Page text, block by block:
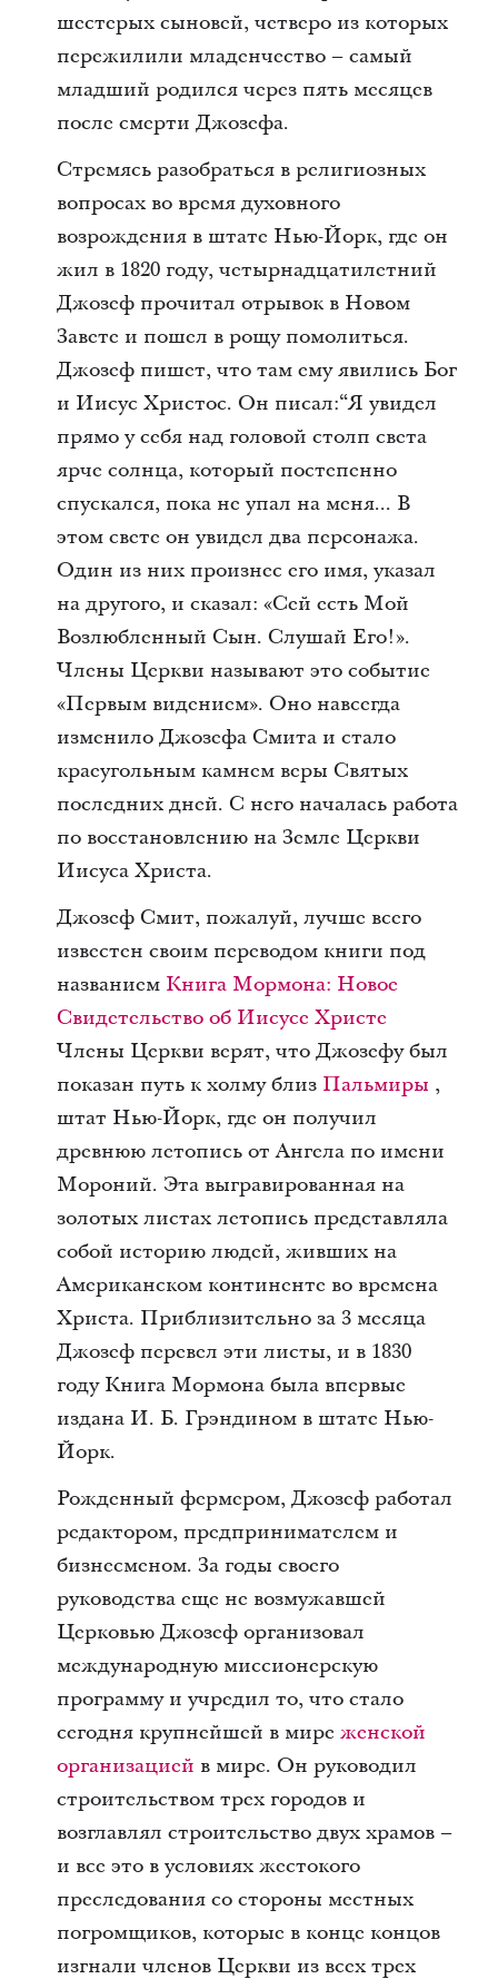
шестерых сыновей, четверо из которых
пережилили младенчество – самый
младший родился через пять месяцев
после смерти Джозефа.
Стремясь разобраться в религиозных
вопросах во время духовного
возрождения в штате Нью-Йорк, где он
жил в 1820 году, четырнадцатилетний
Джозеф прочитал отрывок в Новом
Завете и пошел в рощу помолиться.
Джозеф пишет, что там ему явились Бог
и Иисус Христос. Он писал:“Я увидел
прямо у себя над головой столп света
ярче солнца, который постепенно
спускался, пока не упал на меня... В
этом свете он увидел два персонажа.
Один из них произнес его имя, указал
на другого, и сказал: «Сей есть Мой
Возлюбленный Сын. Слушай Его!».
Члены Церкви называют это событие
«Первым видением». Оно навсегда
изменило Джозефа Смита и стало
краеугольным камнем веры Святых
последних дней. С него началась работа
по восстановлению на Земле Церкви
Иисуса Христа.
Джозеф Смит, пожалуй, лучше всего
известен своим переводом книги под
названием Книга Мормона: Новое
Свидетельство об Иисусе Христе
Члены Церкви верят, что Джозефу был
показан путь к холму близ Пальмиры ,
штат Нью-Йорк, где он получил
древнюю летопись от Ангела по имени
Мороний. Эта выгравированная на
золотых листах летопись представляла
собой историю людей, живших на
Американском континенте во времена
Христа. Приблизительно за 3 месяца
Джозеф перевел эти листы, и в 1830
году Книга Мормона была впервые
издана И. Б. Грэндином в штате Нью-
Йорк.
Рожденный фермером, Джозеф работал
редактором, предпринимателем и
бизнесменом. За годы своего
руководства еще не возмужавшей
Церковью Джозеф организовал
международную миссионерскую
программу и учредил то, что стало
сегодня крупнейшей в мире женской
организацией в мире. Он руководил
строительством трех городов и
возглавлял строительство двух храмов –
и все это в условиях жестокого
преследования со стороны местных
погромщиков, которые в конце концов
изгнали членов Церкви из всех трех